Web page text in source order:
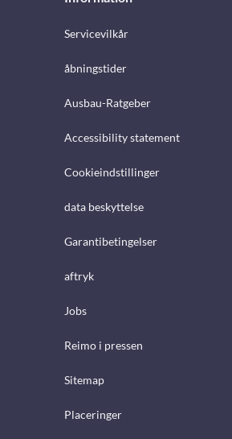
Servicevilkår
åbningstider
Ausbau-Ratgeber
Accessibility statement
Cookieindstillinger
data beskyttelse
Garantibetingelser
aftryk
Jobs
Reimo i pressen
Sitemap
Placeringer